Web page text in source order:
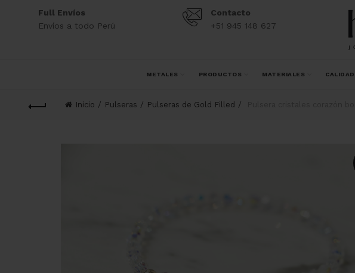
Full Envíos
Envíos a todo Perú
Contacto
+51 945 148 627
METALES PRODUCTOS MATERIALES CALIDAD
Inicio Pulseras Pulseras de Gold Filled